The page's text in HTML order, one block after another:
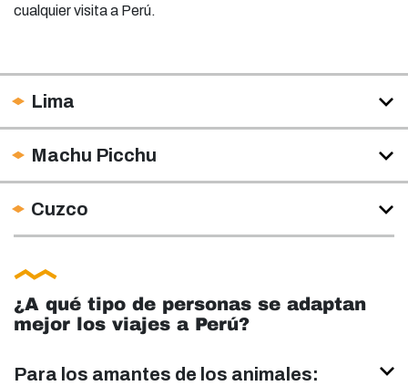
cualquier visita a Perú.
Lima
Machu Picchu
Cuzco
¿A qué tipo de personas se adaptan
mejor los viajes a Perú?
Para los amantes de los animales: